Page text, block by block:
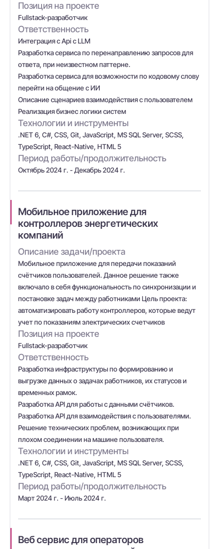
Позиция на проекте
Fullstack-разработчик
Ответственность
Интеграция с Api с LLM
Разработка сервиса по перенаправлению запросов для
ответа, при неизвестном паттерне.
Разработка сервиса для возможности по кодовому слову
перейти на общение с ИИ
Описание сценариев взаимодействия с пользователем
Реализация бизнес логики систем
Технологии и инструменты
.NET 6, C#, CSS, Git, JavaScript, MS SQL Server, SCSS,
TypeScript, React-Native, HTML 5
Период работы/продолжительность
Октябрь 2024 г. - Декабрь 2024 г.
Мобильное приложение для
контроллеров энергетических
компаний
Описание задачи/проекта
Мобильное приложение для передачи показаний
счётчиков пользователей. Данное решение также
включало в себя функциональность по синхронизации и
постановке задач между работниками Цель проекта:
автоматизировать работу контроллеров, которые ведут
учет по показаниям электрических счетчиков
Позиция на проекте
Fullstack-разработчик
Ответственность
Разработка инфраструктуры по формированию и
выгрузке данных о задачах работников, их статусов и
временных рамок.
Разработка API для работы с данными счётчиков.
Разработка API для взаимодействия с пользователями.
Решение технических проблем, возникающих при
плохом соединении на машине пользователя.
Технологии и инструменты
.NET 6, C#, CSS, Git, JavaScript, MS SQL Server, SCSS,
TypeScript, React-Native, HTML 5
Период работы/продолжительность
Март 2024 г. - Июль 2024 г.
Веб сервис для операторов